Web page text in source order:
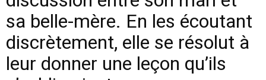
sa belle-mère. En les écoutant
discrètement, elle se résolut à
leur donner une leçon qu’ils